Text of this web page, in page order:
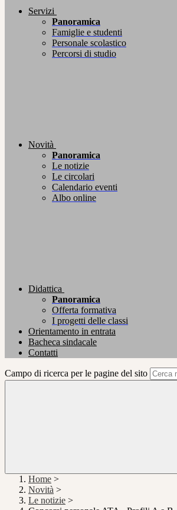
Servizi
Panoramica
Famiglie e studenti
Personale scolastico
Percorsi di studio
Novità
Panoramica
Le notizie
Le circolari
Calendario eventi
Albo online
Didattica
Panoramica
Offerta formativa
I progetti delle classi
Orientamento in entrata
Bacheca sindacale
Contatti
Campo di ricerca per le pagine del sito
Home >
Novità >
Le notizie >